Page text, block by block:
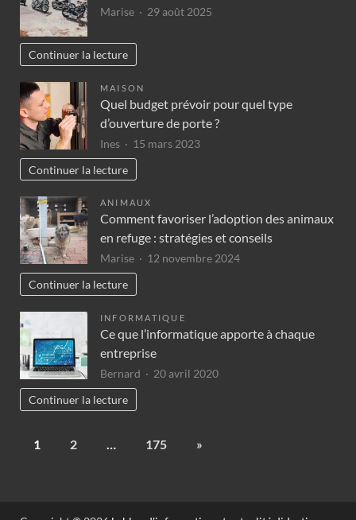
Marise 29 août 2025
Continuer la lecture
MAISON
Quel budget prévoir pour quel type
d’ouverture de porte ?
Ines
15 mars 2023
Continuer la lecture
ANIMAUX
Comment favoriser l’adoption des animaux
en refuge : stratégies et conseils
Marise
12 novembre 2024
Continuer la lecture
INFORMATIQUE
Ce que l’informatique apporte à chaque
entreprise
Bernard
20 avril 2020
Continuer la lecture
1 2 175 »